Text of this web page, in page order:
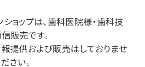
ョップは、歯科医院様・歯科技
販売です。
提供および販売はしておりませ
さい。